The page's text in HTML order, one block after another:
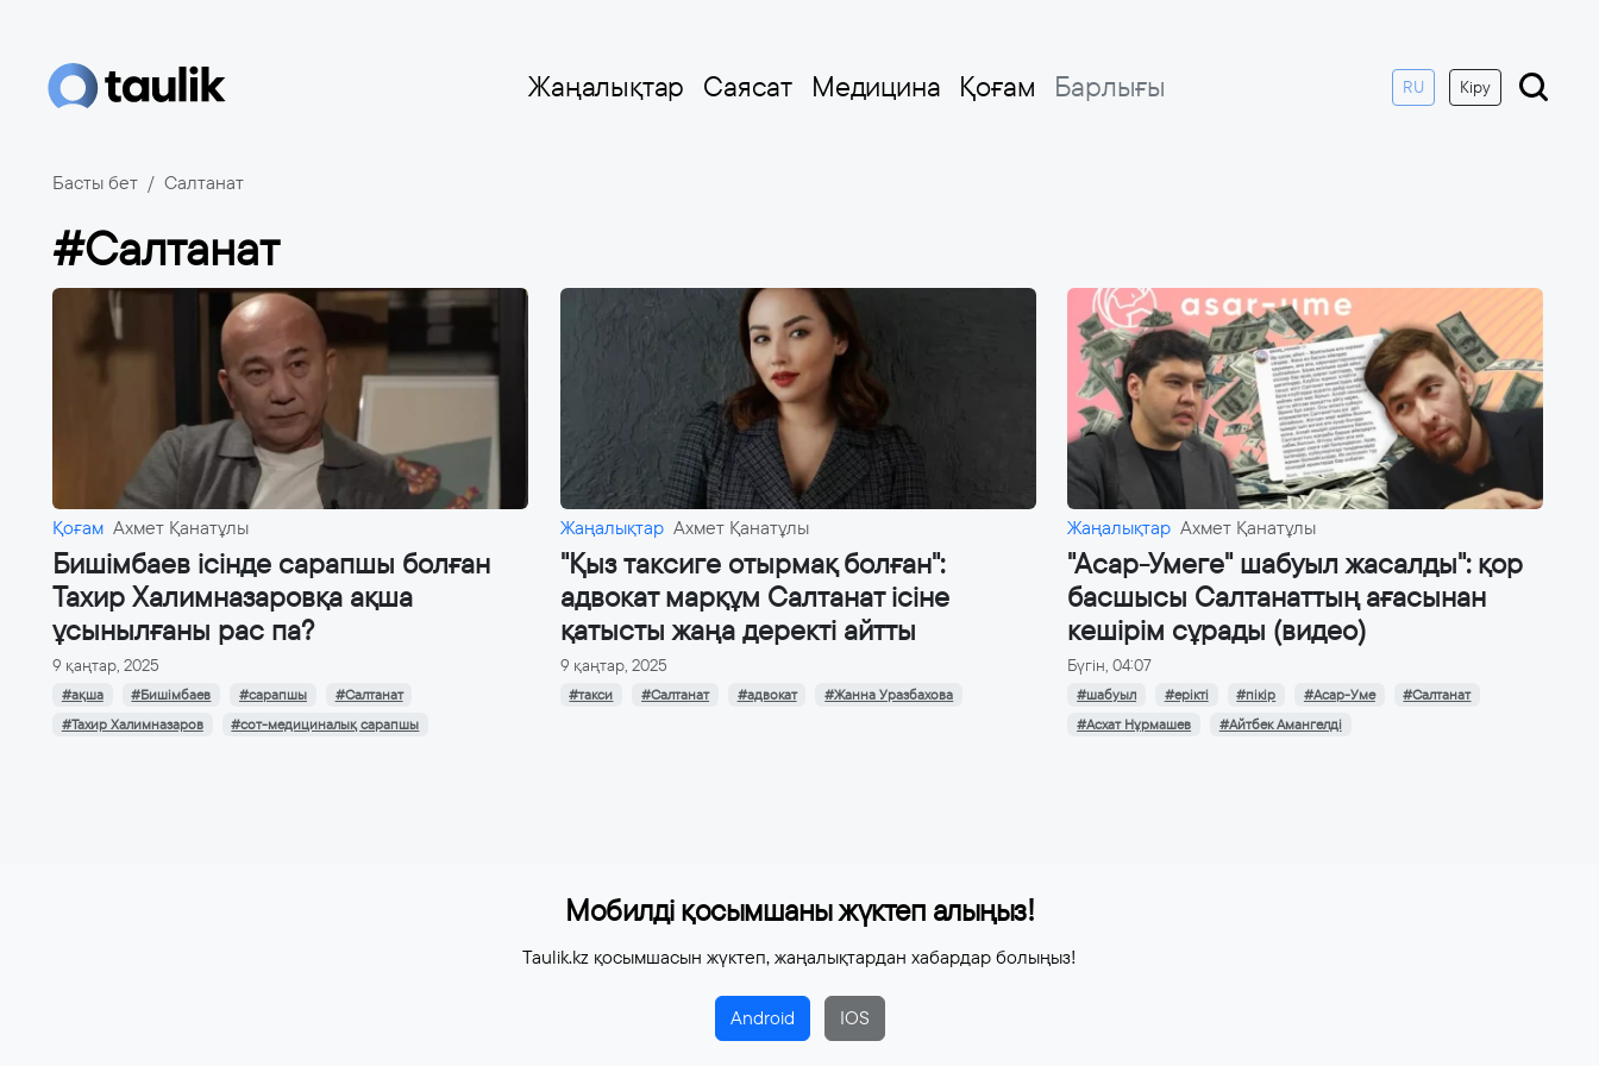
Жаңалықтар Саясат Медицина Қоғам Барлығы RU Кіру
Басты бет Салтанат
#Салтанат
Қоғам Ахмет Қанатұлы
Бишімбаев ісінде сарапшы болған
Тахир Халимназаровқа ақша
ұсынылғаны рас па?
9 қаңтар, 2025
#ақша #Бишімбаев #сарапшы
#Салтанат
#Тахир Халимназаров
#сот-медициналық сарапшы
Жаңалықтар Ахмет Қанатұлы
"Қыз таксиге отырмақ болған":
адвокат марқұм Салтанат ісіне
қатысты жаңа деректі айтты
9 қаңтар, 2025
#такси #Салтанат #адвокат #Жанна Уразбахова
Жаңалықтар Ахмет Қанатұлы
"Асар-Умеге" шабуыл жасалды": қор
басшысы Салтанаттың ағасынан
кешірім сұрады (видео)
Бүгін, 04:07
#шабуыл #ерікті #пікір #Асар-Уме
#Салтанат
#Асхат Нұрмашев
#Айтбек Амангелді
Мобилді қосымшаны жүктеп алыңыз!
Taulik.kz қосымшасын жүктеп, жаңалықтардан хабардар болыңыз!
Android IOS